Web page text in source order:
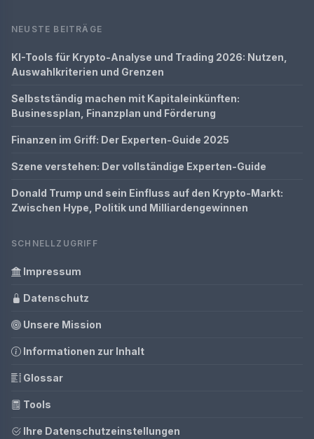
NEUSTE BEITRÄGE
KI-Tools für Krypto-Analyse und Trading 2026: Nutzen,
Auswahlkriterien und Grenzen
Selbstständig machen mit Kapitaleinkünften:
Businessplan, Finanzplan und Förderung
Finanzen im Griff: Der Experten-Guide 2025
Szene verstehen: Der vollständige Experten-Guide
Donald Trump und sein Einfluss auf den Krypto-Markt:
Zwischen Hype, Politik und Milliardengewinnen
SCHNELLZUGRIFF
Impressum
Datenschutz
Unsere Mission
Informationen zur Inhalt
Glossar
Tools
Ihre Datenschutzeinstellungen